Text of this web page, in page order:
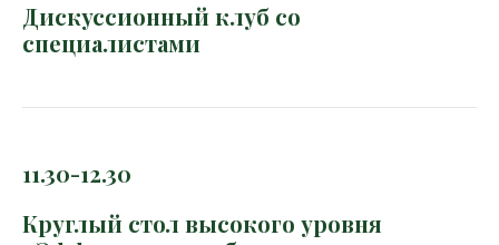
Дискуссионный клуб со
специалистами
11.30-12.30
Круглый стол высокого уровня